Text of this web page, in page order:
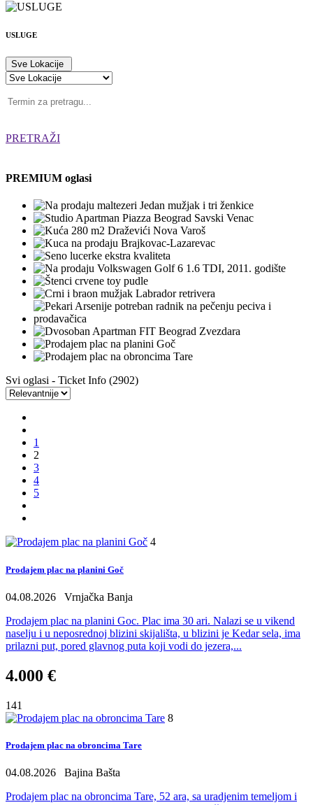
USLUGE
Sve Lokacije
PRETRAŽI
PREMIUM oglasi
Svi oglasi - Ticket Info (2902)
1
2
3
4
5
4
Prodajem plac na planini Goč
04.08.2026
Vrnjačka Banja
Prodajem plac na planini Goc. Plac ima 30 ari. Nalazi se u vikend
naselju i u neposrednoj blizini skijališta, u blizini je Kedar sela, ima
prilazni put, pored glavnog puta koji vodi do jezera,...
4.000 €
141
8
Prodajem plac na obroncima Tare
04.08.2026
Bajina Bašta
Prodajem plac na obroncima Tare, 52 ara, sa uradjenim temeljom i